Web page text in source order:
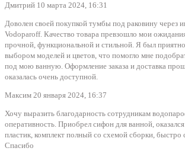
Дмитрий 10 марта 2024, 16:31
Доволен своей покупкой тумбы под раковину через
Vodoparoff. Качество товара превзошло мои
прочной, функциональной и стильной. Я был
выбором моделей и цветов, что помогло мне
под мою ванную. Оформление заказа и доставка
оказалась очень доступной.
Максим 20 января 2024, 16:37
Хочу выразить благодарность сотрудникам
оперативность. Приобрел сифон для ванной,
пластик, комплект полный со схемой сборки, быстро
Спасибо